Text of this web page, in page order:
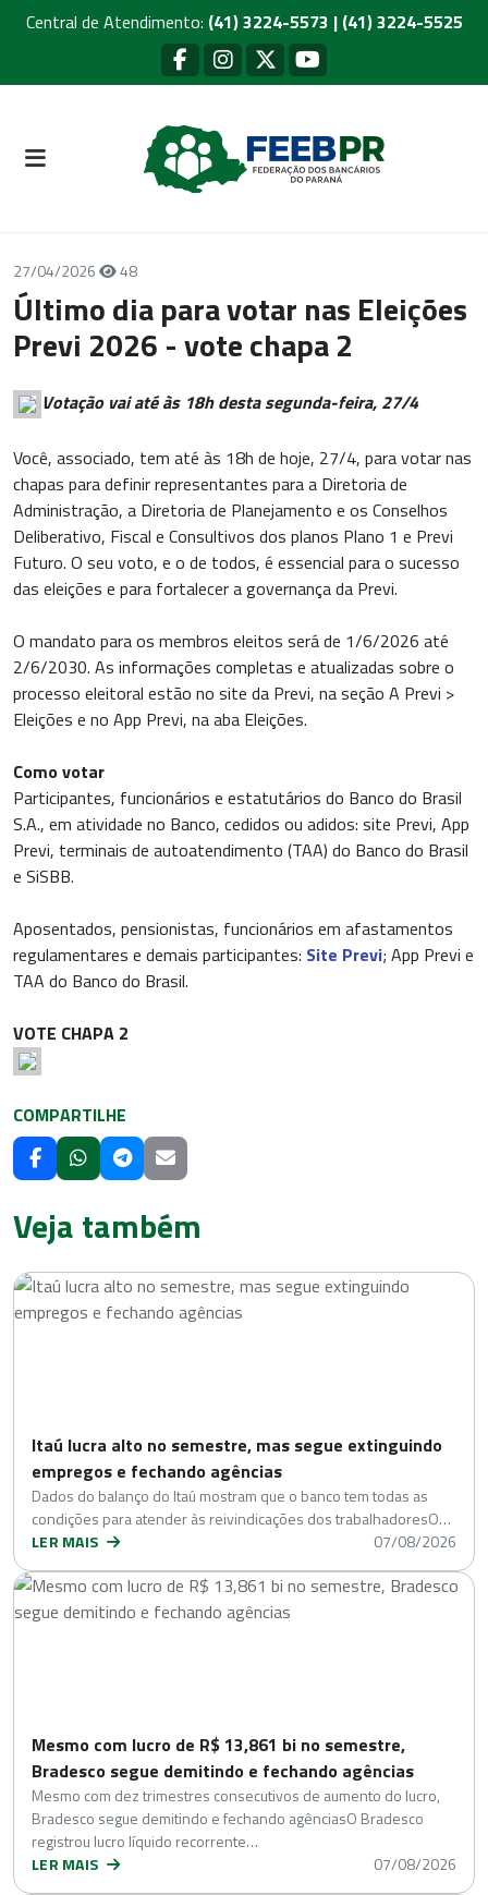
Central de Atendimento: (41) 3224-5573 | (41) 3224-5525
27/04/2026 48
Último dia para votar nas Eleições
Previ 2026 - vote chapa 2
Votação vai até às 18h desta segunda-feira, 27/4
Você, associado, tem até às 18h de hoje, 27/4, para votar nas
chapas para definir representantes para a Diretoria de
Administração, a Diretoria de Planejamento e os Conselhos
Deliberativo, Fiscal e Consultivos dos planos Plano 1 e Previ
Futuro. O seu voto, e o de todos, é essencial para o sucesso
das eleições e para fortalecer a governança da Previ.
O mandato para os membros eleitos será de 1/6/2026 até
2/6/2030. As informações completas e atualizadas sobre o
processo eleitoral estão no site da Previ, na seção A Previ >
Eleições e no App Previ, na aba Eleições.
Como votar
Participantes, funcionários e estatutários do Banco do Brasil
S.A., em atividade no Banco, cedidos ou adidos: site Previ, App
Previ, terminais de autoatendimento (TAA) do Banco do Brasil
e SiSBB.
Aposentados, pensionistas, funcionários em afastamentos
regulamentares e demais participantes: Site Previ; App Previ e
TAA do Banco do Brasil.
VOTE CHAPA 2
COMPARTILHE
Veja também
Itaú lucra alto no semestre, mas segue extinguindo
empregos e fechando agências
Dados do balanço do Itaú mostram que o banco tem todas as
condições para atender às reivindicações dos trabalhadoresO…
LER MAIS
07/08/2026
Mesmo com lucro de R$ 13,861 bi no semestre,
Bradesco segue demitindo e fechando agências
Mesmo com dez trimestres consecutivos de aumento do lucro,
Bradesco segue demitindo e fechando agênciasO Bradesco
registrou lucro líquido recorrente…
LER MAIS
07/08/2026